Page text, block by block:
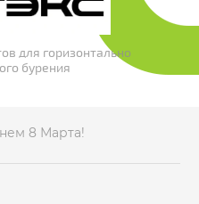
для горизонтально
бурения
8 Марта!